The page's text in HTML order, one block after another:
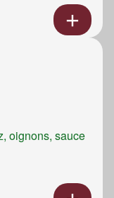
oignons, sauce